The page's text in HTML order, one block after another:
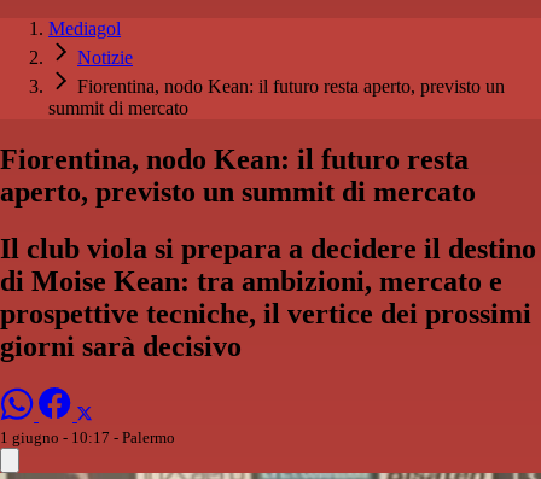
Mediagol
Notizie
Fiorentina, nodo Kean: il futuro resta aperto, previsto un
summit di mercato
Fiorentina, nodo Kean: il futuro resta
aperto, previsto un summit di mercato
Il club viola si prepara a decidere il destino
di Moise Kean: tra ambizioni, mercato e
prospettive tecniche, il vertice dei prossimi
giorni sarà decisivo
1 giugno - 10:17 - Palermo